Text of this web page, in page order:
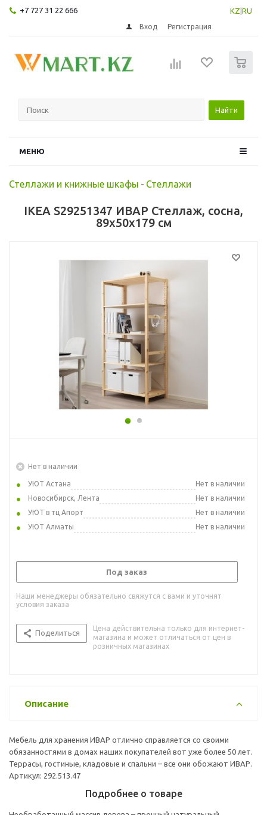
+7 727 31 22 666 KZ RU
Вход Регистрация
Найти
МЕНЮ
Стеллажи и книжные шкафы - Стеллажи
IKEA S29251347 ИВАР Стеллаж, сосна,
89x50x179 см
Нет в наличии
УЮТ Астана
Нет в наличии
Новосибирск, Лента
Нет в наличии
УЮТ в тц Апорт
Нет в наличии
УЮТ Алматы
Нет в наличии
Под заказ
Наши менеджеры обязательно свяжутся с вами и уточнят
условия заказа
Поделиться
Цена действительна только для интернет-
магазина и может отличаться от цен в
розничных магазинах
Описание
Мебель для хранения ИВАР отлично справляется со своими
обязанностями в домах наших покупателей вот уже более 50 лет.
Террасы, гостиные, кладовые и спальни – все они обожают ИВАР.
Артикул: 292.513.47
Подробнее о товаре